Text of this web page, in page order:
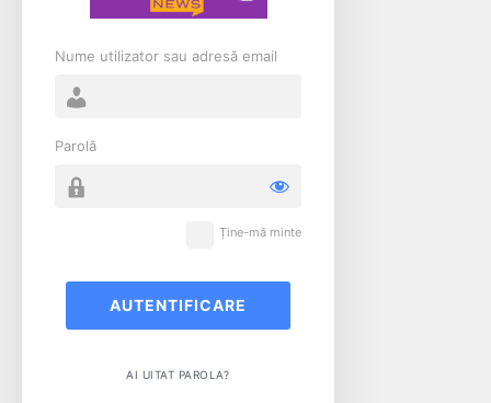
Nume utilizator sau adresă email
Parolă
Ține-mă minte
AI UITAT PAROLA?